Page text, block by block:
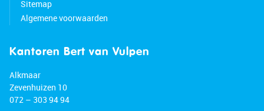
Sitemap
Algemene voorwaarden
Kantoren Bert van Vulpen
Alkmaar
Zevenhuizen 10
072 – 303 94 94